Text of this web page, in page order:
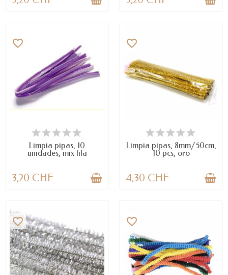
DISPONIBLE
favorite_border
Limpia pipas, 10
unidades, mix lila
3,20 CHF
DISPONIBLE
favorite_border
Limpia pipas, 8mm/50cm,
10 pcs, oro
4,30 CHF
favorite_border favorite_border